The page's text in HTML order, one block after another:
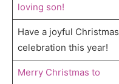
loving son!
Have a joyful Christmas
celebration this year!
Merry Christmas to